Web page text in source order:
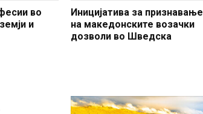
во
и
Иницијатива за признавање
на македонските возачки
дозволи во Шведска